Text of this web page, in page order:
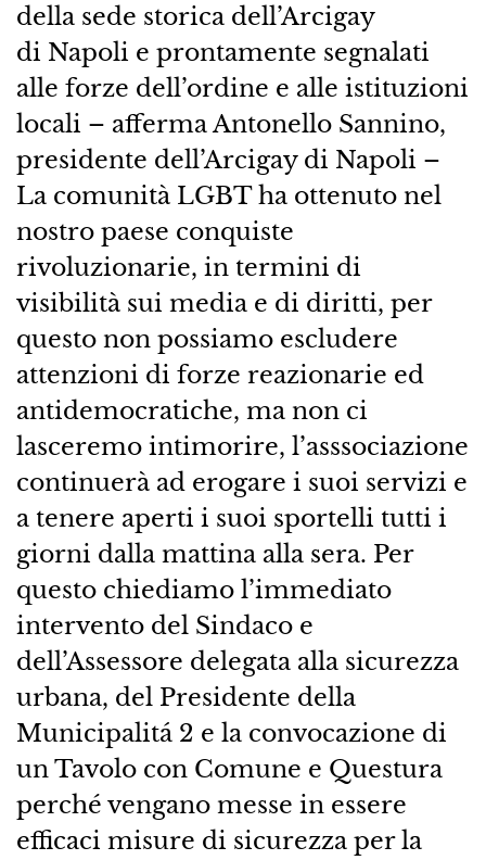
della sede storica dell’Arcigay
di Napoli e prontamente segnalati
alle forze dell’ordine e alle istituzioni
locali – afferma Antonello Sannino,
presidente dell’Arcigay di Napoli –
La comunità LGBT ha ottenuto nel
nostro paese conquiste
rivoluzionarie, in termini di
visibilità sui media e di diritti, per
questo non possiamo escludere
attenzioni di forze reazionarie ed
antidemocratiche, ma non ci
lasceremo intimorire, l’asssociazione
continuerà ad erogare i suoi servizi e
a tenere aperti i suoi sportelli tutti i
giorni dalla mattina alla sera. Per
questo chiediamo l’immediato
intervento del Sindaco e
dell’Assessore delegata alla sicurezza
urbana, del Presidente della
Municipalitá 2 e la convocazione di
un Tavolo con Comune e Questura
perché vengano messe in essere
efficaci misure di sicurezza per la